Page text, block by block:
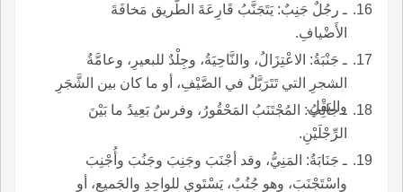
ـ رجُلٌ جَنِبٌ: يَتَجَنَّبُ قَارِعَةَ الطَّريق مَخافَةَ
الأَضْيافِ.
ـ جَنْبَةُ: الاعْتِزَالُ، والنَّاحِيَةُ، وجِلْدٌ للبعيرِ، وعامَّةُ
الشجرِ التي تَتَرَبَّلُ في الصَّيْفِ، أو ما كان بين الشَّجَرِ
والبَقْلِ.
ـ جانِبُ: المُجْتَنَبُ المَحْقُورُ، وفرسٌ بَعِيدُ ما بَيْنَ
الرِّجْلَيْنِ.
ـ جَنَابَةُ: المَنِيُّ، وقد أجْنَبَ وجَنِبَ وجَنُبَ وأُجْنِبَ
واسْتَجْنَبَ، وهو جُنُبٌ، يَسْتَوِي للواحِدِ والجَميعِ، أو